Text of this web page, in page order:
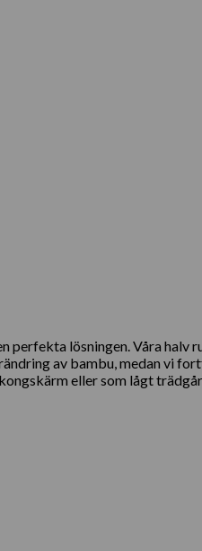
lösningen. Våra halv
av bambu, medan vi
eller som lågt